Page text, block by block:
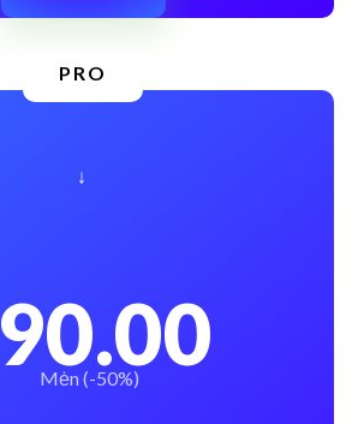
↓
90.00
Mėn (-50%)
PRO